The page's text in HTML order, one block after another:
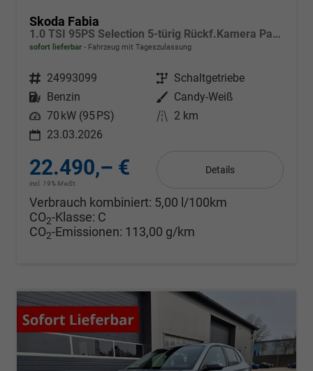
Skoda Fabia
1.0 TSI 95PS Selection 5-türig Rückf.Kamera Parksensoren Sitzheizung Multifunktionslenkrad Klima Skoda-Radio Bluetooth Touchscreen Tempomat Nebelsch. Apple CarPlay + Android Auto
sofort lieferbar Fahrzeug mit Tageszulassung
Fahrzeugnr. 24993099 Getriebe Schaltgetriebe
Kraftstoff
Benzin Außenfarbe Candy-Weiß
Leistung 70 kW (95 PS) Kilometerstand 2 km
23.03.2026
22.490,– €
incl. 19% MwSt.
Details
Verbrauch kombiniert: 5,00 l/100km
CO2-Klasse: C
CO2-Emissionen: 113,00 g/km